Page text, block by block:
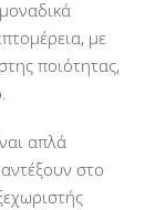
με
ποιότητας,
απλά
στο